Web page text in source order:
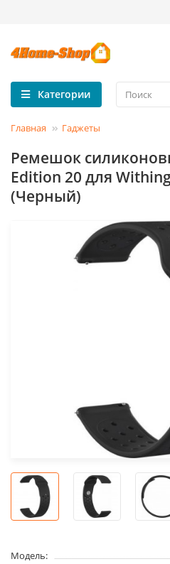
Категории
Главная Гаджеты
Ремешок
Edition 20 для
(Черный)
Модель: